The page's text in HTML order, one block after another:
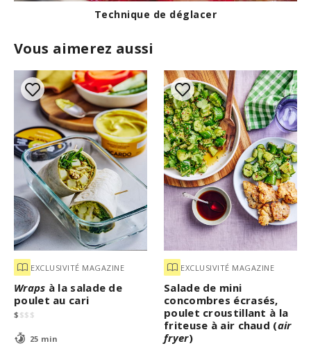
Technique de déglacer
Vous aimerez aussi
EXCLUSIVITÉ MAGAZINE
Wraps à la salade de
poulet au cari
$ $$ $
25 min
EXCLUSIVITÉ MAGAZINE
Salade de mini
concombres écrasés,
poulet croustillant à la
friteuse à air chaud (air
fryer)